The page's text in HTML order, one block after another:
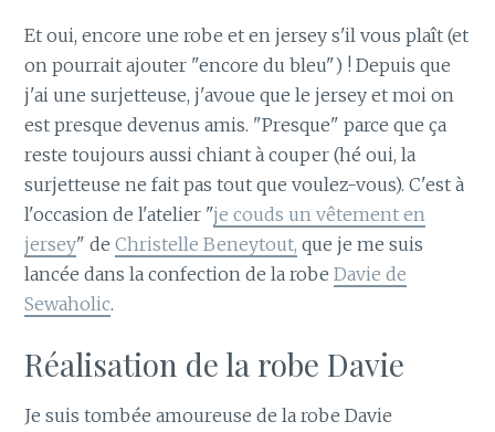
Et oui, encore une robe et en jersey s'il vous plaît (et
on pourrait ajouter "encore du bleu") ! Depuis que
j'ai une surjetteuse, j'avoue que le jersey et moi on
est presque devenus amis. "Presque" parce que ça
reste toujours aussi chiant à couper (hé oui, la
surjetteuse ne fait pas tout que voulez-vous). C'est à
l'occasion de l'atelier "je couds un vêtement en
jersey" deChristelle Beneytout, que je me suis
lancée dans la confection de la robeDavie de
Sewaholic.
Réalisation de la robe Davie
Je suis tombée amoureuse de la robe Davie